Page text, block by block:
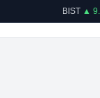
BIST ▲